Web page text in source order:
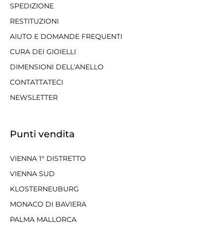
SPEDIZIONE
RESTITUZIONI
AIUTO E DOMANDE FREQUENTI
CURA DEI GIOIELLI
DIMENSIONI DELL'ANELLO
CONTATTATECI
NEWSLETTER
Punti vendita
VIENNA 1° DISTRETTO
VIENNA SUD
KLOSTERNEUBURG
MONACO DI BAVIERA
PALMA MALLORCA